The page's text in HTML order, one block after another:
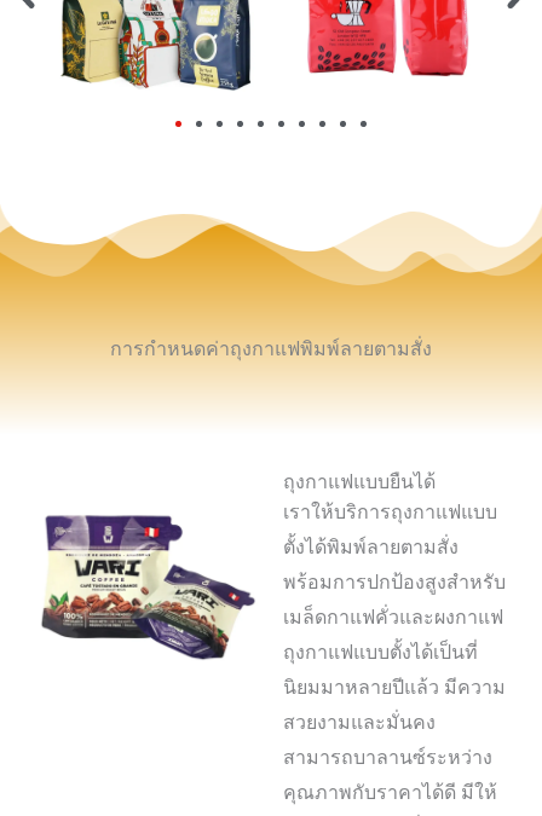
การกำหนดค่าถุงกาแฟพิมพ์ลายตามสั่ง
ถุงกาแฟแบบยืนได้
เราให้บริการถุงกาแฟแบบ
ตั้งได้พิมพ์ลายตามสั่ง
พร้อมการปกป้องสูงสำหรับ
เมล็ดกาแฟคั่วและผงกาแฟ
ถุงกาแฟแบบตั้งได้เป็นที่
นิยมมาหลายปีแล้ว มีความ
สวยงามและมั่นคง
สามารถบาลานซ์ระหว่าง
คุณภาพกับราคาได้ดี มีให้